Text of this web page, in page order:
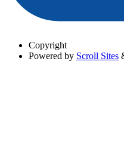
Copyright
Powered by Scroll Sites